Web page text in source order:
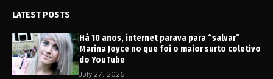
LATEST POSTS
Há 10 anos, internet parava para “salvar”
Marina Joyce no que foi o maior surto coletivo
do YouTube
July 27, 2026